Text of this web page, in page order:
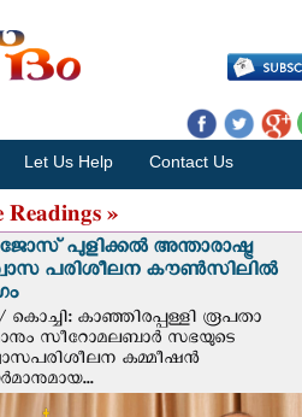
Let Us Help Contact Us
Readings »
പുളിക്കൽ അന്താരാഷ്ട്ര
പരിശീലന കൗൺസിലിൽ
കൊച്ചി: കാഞ്ഞിരപ്പള്ളി രൂപതാ
സീറോമലബാർ സഭയുടെ
കമ്മീഷൻ